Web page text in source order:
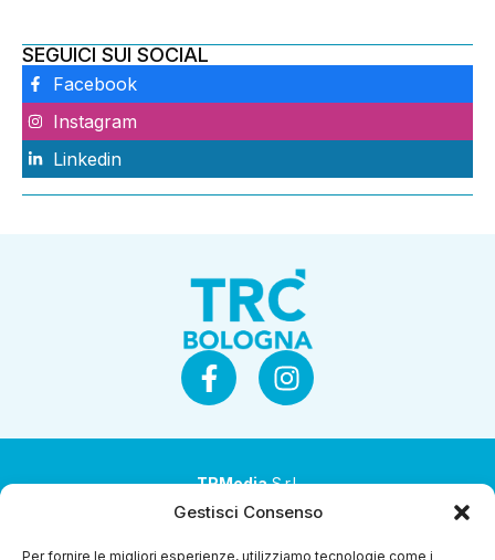
Gestisci Consenso
Per fornire le migliori esperienze, utilizziamo tecnologie come i
SEGUICI SUI SOCIAL
Facebook
Instagram
Linkedin
TRMediaS.r.l.
Società a socio unico